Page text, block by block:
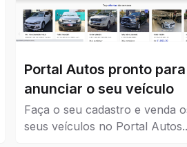
Portal Autos pronto para
anunciar o seu veículo
Faça o seu cadastro e venda
seus veículos no Portal Autos.